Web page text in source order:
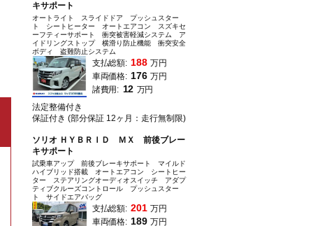
キサポート
オートライト スライドドア プッシュスター
ト シートヒーター オートエアコン スズキセ
ーフティーサポート 衝突被害軽減システム ア
イドリングストップ 横滑り防止機能 衝突安全
ボディ 盗難防止システム
支払総額: 188 万円
車両価格: 176 万円
諸費用: 12 万円
法定整備付き
保証付き (部分保証 12ヶ月：走行無制限)
ソリオ ＨＹＢＲＩＤ ＭＸ 前後ブレー
キサポート
試乗車アップ 前後ブレーキサポート マイルド
ハイブリッド搭載 オートエアコン シートヒー
ター ステアリングオーディオスイッチ アダプ
ティブクルーズコントロール プッシュスター
ト サイドエアバッグ
支払総額: 201 万円
車両価格: 189 万円